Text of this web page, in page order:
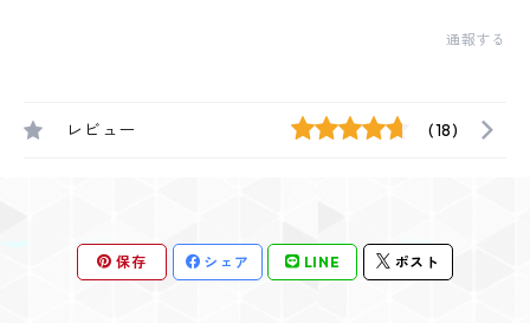
通報する
レビュー (18)
保存 シェア LINE ポスト